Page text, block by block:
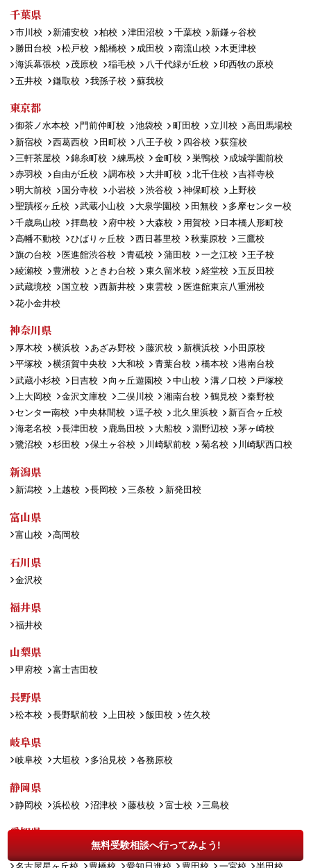
無料受験相談へ行ってみよう!
千葉県
市川校 新浦安校 柏校 津田沼校 千葉校
新鎌ヶ谷校
勝田台校
松戸校 船橋校 成田校 南流山校
木更津校
海浜幕張校
茂原校 稲毛校 八千代緑が丘校
印西牧の原校
五井校
鎌取校 我孫子校 蘇我校
東京都
御茶ノ水本校 門前仲町校 池袋校 町田校 立川校
高田馬場校
新宿校
西葛西校 田町校 八王子校 四谷校
荻窪校
三軒茶屋校
錦糸町校 練馬校 金町校 巣鴨校
成城学園前校
赤羽校
自由が丘校 調布校 大井町校 北千住校
吉祥寺校
明大前校
国分寺校 小岩校 渋谷校 神保町校
上野校
聖蹟桜ヶ丘校
武蔵小山校 大泉学園校 田無校
多摩センター校
千歳烏山校
拝島校 府中校 大森校 用賀校
日本橋人形町校
高幡不動校
ひばりヶ丘校 西日暮里校 秋葉原校
三鷹校
旗の台校
医進館渋谷校 青砥校 蒲田校 一之江校
王子校
綾瀬校
豊洲校 ときわ台校 東久留米校 経堂校
五反田校
武蔵境校
国立校 西新井校 東雲校
医進館東京八重洲校
花小金井校
神奈川県
厚木校 横浜校 あざみ野校 藤沢校 新横浜校
小田原校
平塚校
横須賀中央校 大和校 青葉台校 橋本校
港南台校
武蔵小杉校
日吉校 向ヶ丘遊園校 中山校 溝ノ口校
戸塚校
上大岡校
金沢文庫校 二俣川校 湘南台校 鶴見校
秦野校
センター南校
中央林間校 逗子校 北久里浜校
新百合ヶ丘校
海老名校
長津田校 鹿島田校 大船校 淵野辺校
茅ヶ崎校
鷺沼校
杉田校 保土ヶ谷校 川崎駅前校 菊名校 川崎駅西口校
新潟県
新潟校 上越校 長岡校 三条校 新発田校
富山県
富山校 高岡校
石川県
金沢校
福井県
福井校
山梨県
甲府校 富士吉田校
長野県
松本校 長野駅前校 上田校 飯田校 佐久校
岐阜県
岐阜校 大垣校 多治見校 各務原校
静岡県
静岡校 浜松校 沼津校 藤枝校 富士校 三島校
愛知県
太田川校 春日井校 八事いりなか校